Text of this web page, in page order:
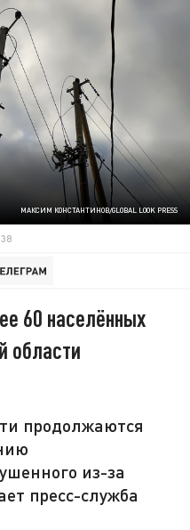
МАКСИМ КОНСТАНТИНОВ/GLOBAL LOOK PRESS
60 населённых
области
продолжаются
из-за
пресс-служба